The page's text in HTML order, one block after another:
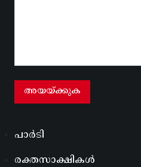
പാർടി
രക്തസാക്ഷികൾ